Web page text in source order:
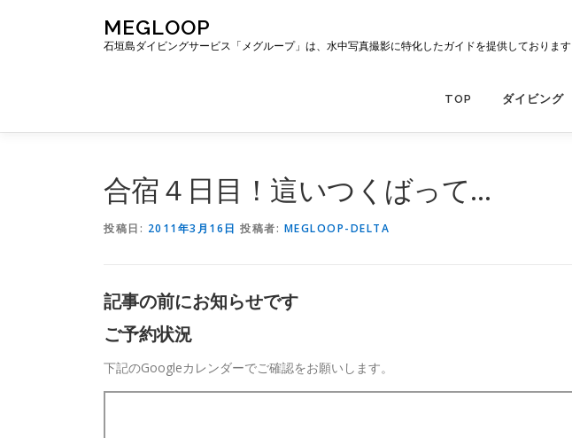
ス
MEGLOOP
石垣島ダイビングサービス「メグループ」は、水中写真撮影に特化したガイドを提供しております
TOP ダイビング
合宿４日目！這いつくばって…
投稿日: 2011年3月16日 投稿者: MEGLOOP-DELTA
記事の前にお知らせです
ご予約状況
下記のGoogleカレンダーでご確認をお願いします。